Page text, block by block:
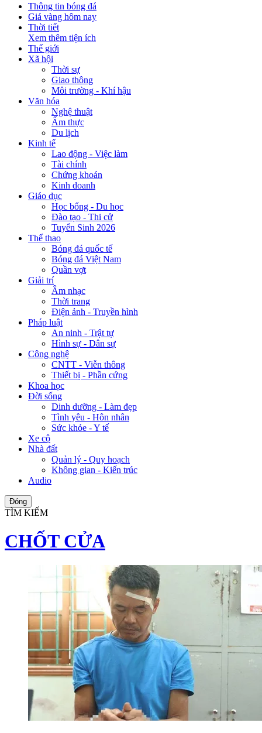
Thông tin bóng đá
Giá vàng hôm nay
Thời tiết
Xem thêm tiện ích
Thế giới
Xã hội
Thời sự
Giao thông
Môi trường - Khí hậu
Văn hóa
Nghệ thuật
Ẩm thực
Du lịch
Kinh tế
Lao động - Việc làm
Tài chính
Chứng khoán
Kinh doanh
Giáo dục
Học bổng - Du học
Đào tạo - Thi cử
Tuyển Sinh 2026
Thể thao
Bóng đá quốc tế
Bóng đá Việt Nam
Quần vợt
Giải trí
Âm nhạc
Thời trang
Điện ảnh - Truyền hình
Pháp luật
An ninh - Trật tự
Hình sự - Dân sự
Công nghệ
CNTT - Viễn thông
Thiết bị - Phần cứng
Khoa học
Đời sống
Dinh dưỡng - Làm đẹp
Tình yêu - Hôn nhân
Sức khỏe - Y tế
Xe cộ
Nhà đất
Quản lý - Quy hoạch
Không gian - Kiến trúc
Audio
Đóng
TÌM KIẾM
CHỐT CỬA